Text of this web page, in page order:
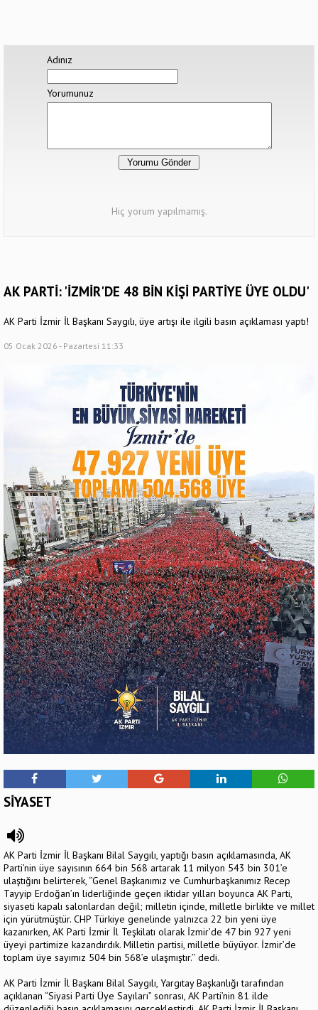
Adınız
Yorumunuz
Hiç yorum yapılmamış.
AK PARTİ: 'İZMİR'DE 48 BİN KİŞİ PARTİYE ÜYE OLDU'
AK Parti İzmir İl Başkanı Saygılı, üye artışı ile ilgili basın açıklaması yaptı!
05 Ocak 2026 - Pazartesi 11:33
SİYASET
AK Parti İzmir İl Başkanı Bilal Saygılı, yaptığı basın açıklamasında, AK
Parti’nin üye sayısının 664 bin 568 artarak 11 milyon 543 bin 301’e
ulaştığını belirterek, ‘’Genel Başkanımız ve Cumhurbaşkanımız Recep
Tayyip Erdoğan’ın liderliğinde geçen iktidar yılları boyunca AK Parti,
siyaseti kapalı salonlardan değil; milletin içinde, milletle birlikte ve millet
için yürütmüştür. CHP Türkiye genelinde yalnızca 22 bin yeni üye
kazanırken, AK Parti İzmir İl Teşkilatı olarak İzmir’de 47 bin 927 yeni
üyeyi partimize kazandırdık. Milletin partisi, milletle büyüyor. İzmir’de
toplam üye sayımız 504 bin 568’e ulaşmıştır.’’ dedi.
AK Parti İzmir İl Başkanı Bilal Saygılı, Yargıtay Başkanlığı tarafından
açıklanan “Siyasi Parti Üye Sayıları” sonrası, AK Parti’nin 81 ilde